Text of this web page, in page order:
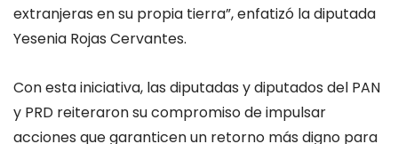
extranjeras en su propia tierra”, enfatizó la diputada
Yesenia Rojas Cervantes.
Con esta iniciativa, las diputadas y diputados del PAN
y PRD reiteraron su compromiso de impulsar
acciones que garanticen un retorno más digno para